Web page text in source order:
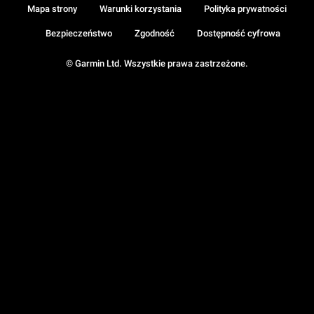
© Garmin Ltd. Wszystkie prawa zastrzeżone.
Mapa strony Warunki korzystania Polityka prywatności
Bezpieczeństwo Zgodność Dostępność cyfrowa